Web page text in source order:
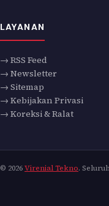
LAYANAN
→ RSS Feed
→ Newsletter
→ Sitemap
→ Kebijakan Privasi
→ Koreksi & Ralat
© 2026Virenial Tekno.